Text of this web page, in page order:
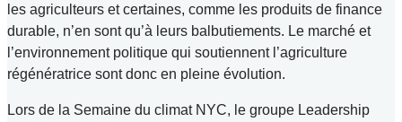
les agriculteurs et certaines, comme les produits de finance
durable, n’en sont qu’à leurs balbutiements. Le marché et
l’environnement politique qui soutiennent l’agriculture
régénératrice sont donc en pleine évolution.
Lors de la Semaine du climat NYC, le groupe Leadership